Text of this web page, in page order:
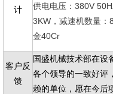
计
供电电压：380V
3KW，减速机数量：
金40Cr
客户反
馈
国盛机械技术部在设
各个领导的一致好评
赖的单位，愿在今后